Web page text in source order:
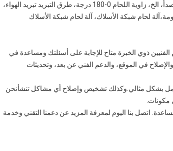
آلة لحام أوتوماتيكية،مواد لحام بما في ذلك الألومنيوم، النحاس، الفولاذ المقاوم للصدأ، الخ، زاوية اللحام 0-180 درجة، طرق التبريد تبريد الهواء،
الفنيين ذوي الخبرة متاح للإجابة على أسئلتك ومساعدة في
في الموقع، والدعم الفني عن بعد، وتحديثات
تعمل بشكل مثالي.وكذلك تشخيص وإصلاح أي مشاكل تنشأنحن
مكونات.
اتصل بنا اليوم لمعرفة المزيد عن دعمنا التقني وخدمة